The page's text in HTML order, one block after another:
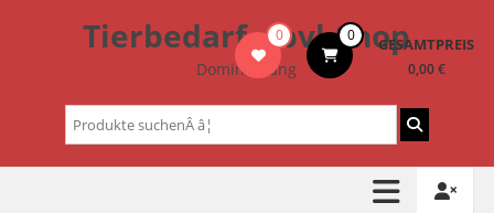
Tierbedarf – bvl-Shop
Dominik Lang
0 0 GESAMTPREIS
0,00 €
Suchen
nach: